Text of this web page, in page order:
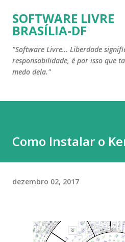
Pular para o
SOFTWARE LIVRE
BRASÍLIA-DF
"Software Livre… Liberdade
responsabilidade, é por isso que
medo dela."
Como Instalar o
dezembro 02, 2017